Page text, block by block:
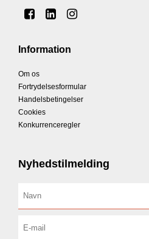
Information
Om os
Fortrydelsesformular
Handelsbetingelser
Cookies
Konkurrenceregler
Nyhedstilmelding